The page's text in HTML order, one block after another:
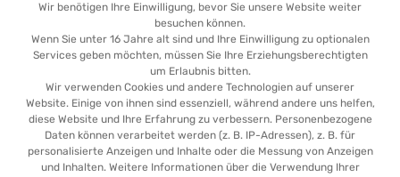
Abonnieren Sie den kostenlosen Newsletter und verpassen Sie
keine Neuigkeit oder Aktion.
E-Mail-Adresse*
Ich habe dieDatenschutzbestimmungen zur Kenntnis genommen. Es
gelten unsere AGB
Wir benötigen Ihre Einwilligung, bevor Sie unsere Website weiter
besuchen können.
Wenn Sie unter 16 Jahre alt sind und Ihre Einwilligung zu optionalen
Services geben möchten, müssen Sie Ihre Erziehungsberechtigten
um Erlaubnis bitten.
Wir verwenden Cookies und andere Technologien auf unserer
Website. Einige von ihnen sind essenziell, während andere uns helfen,
diese Website und Ihre Erfahrung zu verbessern. Personenbezogene
Daten können verarbeitet werden (z. B. IP-Adressen), z. B. für
personalisierte Anzeigen und Inhalte oder die Messung von Anzeigen
und Inhalten. Weitere Informationen über die Verwendung Ihrer